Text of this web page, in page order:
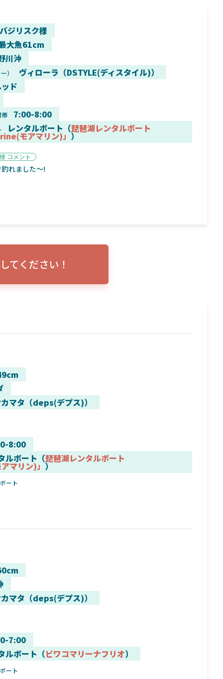
ジリスク様
大魚61cm
川沖
）
ヴィローラ（DSTYLE(ディスタイル)）
ド
帯 7:00-8:00
レンタルボート（琵琶湖レンタルボート
モアマリン)」）
コメント
れました〜!
てください！
マタ（deps(デプス)）
8:00
ルボート（琵琶湖レンタルボート
マリン)」）
ート
マタ（deps(デプス)）
7:00
ルボート（ビワコマリーナフリオ）
ート
／ちび
め！
16日
シマノ25コンプレックス XR！ライトリグを
2025年2月2日
ルショ
ローランス イーグルアイ（EAGLE EYE）イ
たします